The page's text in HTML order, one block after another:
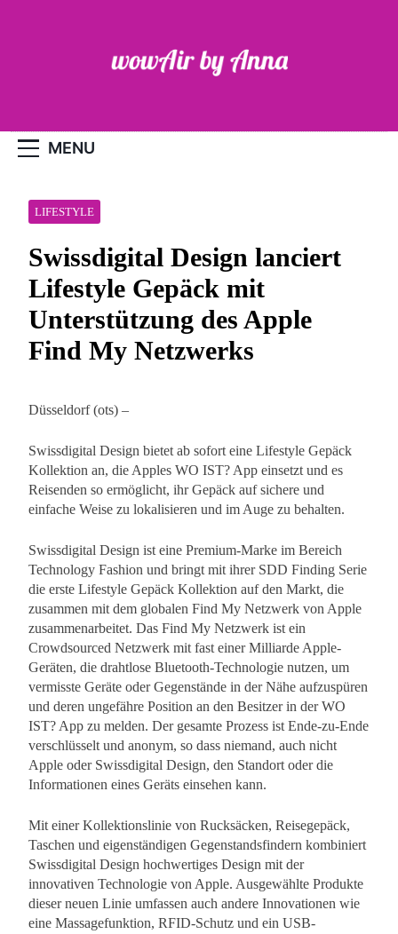
MENU
LIFESTYLE
Swissdigital Design lanciert
Lifestyle Gepäck mit
Unterstützung des Apple
Find My Netzwerks
Düsseldorf (ots) –
Swissdigital Design bietet ab sofort eine Lifestyle Gepäck
Kollektion an, die Apples WO IST? App einsetzt und es
Reisenden so ermöglicht, ihr Gepäck auf sichere und
einfache Weise zu lokalisieren und im Auge zu behalten.
Swissdigital Design ist eine Premium-Marke im Bereich
Technology Fashion und bringt mit ihrer SDD Finding Serie
die erste Lifestyle Gepäck Kollektion auf den Markt, die
zusammen mit dem globalen Find My Netzwerk von Apple
zusammenarbeitet. Das Find My Netzwerk ist ein
Crowdsourced Netzwerk mit fast einer Milliarde Apple-
Geräten, die drahtlose Bluetooth-Technologie nutzen, um
vermisste Geräte oder Gegenstände in der Nähe aufzuspüren
und deren ungefähre Position an den Besitzer in der WO
IST? App zu melden. Der gesamte Prozess ist Ende-zu-Ende
verschlüsselt und anonym, so dass niemand, auch nicht
Apple oder Swissdigital Design, den Standort oder die
Informationen eines Geräts einsehen kann.
Mit einer Kollektionslinie von Rucksäcken, Reisegepäck,
Taschen und eigenständigen Gegenstandsfindern kombiniert
Swissdigital Design hochwertiges Design mit der
innovativen Technologie von Apple. Ausgewählte Produkte
dieser neuen Linie umfassen auch andere Innovationen wie
eine Massagefunktion, RFID-Schutz und ein USB-